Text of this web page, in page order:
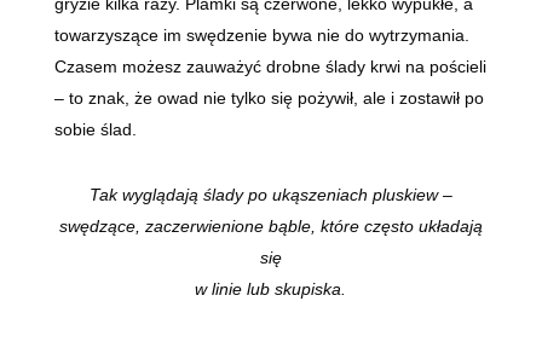
towarzyszące im swędzenie bywa nie do wytrzymania.
Czasem możesz zauważyć drobne ślady krwi na pościeli
– to znak, że owad nie tylko się pożywił, ale i zostawił po
sobie ślad.
Tak wyglądają ślady po ukąszeniach pluskiew –
swędzące, zaczerwienione bąble, które często układają
się
w linie lub skupiska.